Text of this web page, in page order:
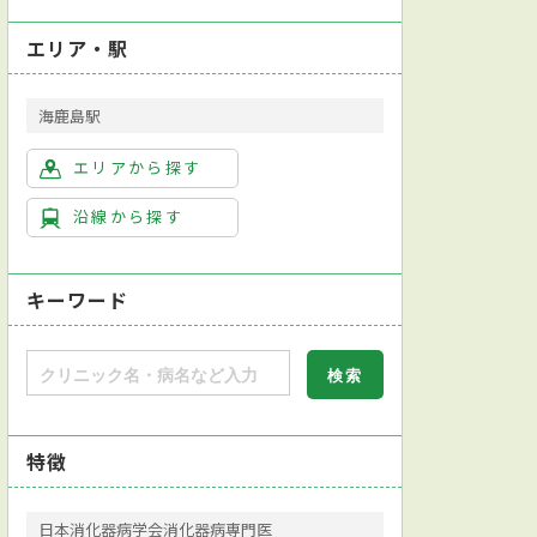
エリア・駅
海鹿島駅
エリアから探す
沿線から探す
キーワード
特徴
日本消化器病学会消化器病専門医